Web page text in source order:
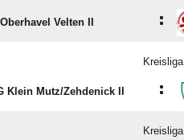
Velten II :
Kreisliga
Klein Mutz/​Zehdenick II :
Kreisliga